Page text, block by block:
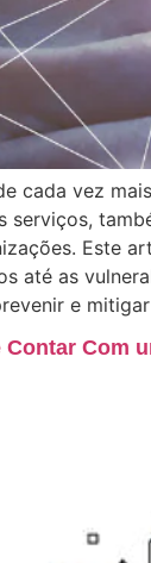
cada vez
serviços,
Este
até as
e
Contar Com